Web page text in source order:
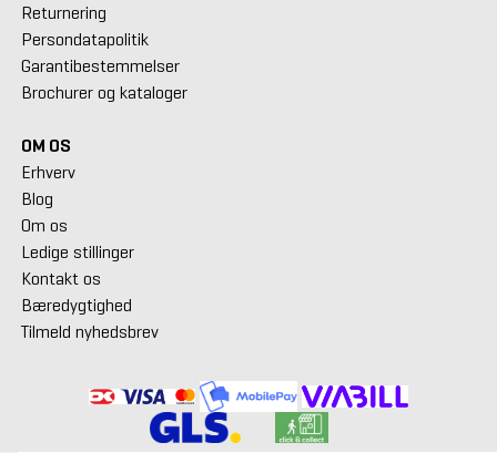
Returnering
Persondatapolitik
Garantibestemmelser
Brochurer og kataloger
OM OS
Erhverv
Blog
Om os
Ledige stillinger
Kontakt os
Bæredygtighed
Tilmeld nyhedsbrev